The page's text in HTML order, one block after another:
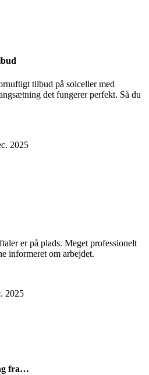
tilbud på solceller med
det fungerer perfekt. Så du
2025
er på plads. Meget professionelt
informeret om arbejdet.
2025
fra…